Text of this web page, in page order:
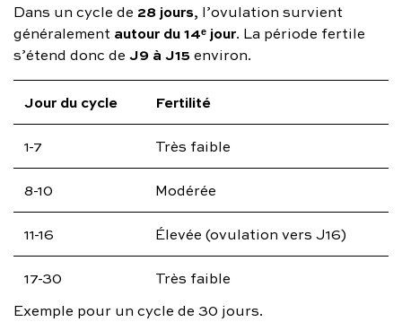
Dans un cycle de 28 jours, l’ovulation survient
généralement autour du 14ᵉ jour. La période fertile
s’étend donc de J9 à J15environ.
Jour du cycle Fertilité
1-7 Très faible
8-10 Modérée
11-16 Élevée (ovulation vers J16)
17-30
Très faible
Exemple pour un cycle de 30 jours.